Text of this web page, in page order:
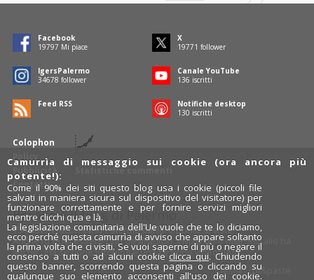
Colophon
Policy
Pubblicità
Contatti
Statistiche commenti
Facebook
19797 Mi piace
X
19771 follower
IgersPalermo
34678 follower
Canale YouTube
136 iscritti
Feed RSS
Notifiche desktop
130 iscritti
Rosalio è il blog di Palermo
754 autoriraccontano Palermo dal loro punto di vista.
Anche tu puoi essere uno degli autori: inviaci un' e-mail. Rosalio ha
anche una sezionefotobloge una sezionevideoblog.
Designcut&paste
Camurrìa di messaggio sui cookie (ora ancora più
potente!):
Come il 90% dei siti questo blog usa i cookie (piccoli file
salvati in maniera sicura sul dispositivo del visitatore) per
funzionare correttamente e per fornire servizi migliori
mentre clicchi qua e là.
La legislazione comunitaria dell'Ue vuole che te lo diciamo,
ecco perché questa camurrìa di avviso che appare soltanto
la prima volta che ci visiti. Se vuoi saperne di più o negare il
consenso a tutti o ad alcuni cookie clicca qui. Chiudendo
questo banner, scorrendo questa pagina o cliccando su
qualunque suo elemento acconsenti all'uso dei cookie.